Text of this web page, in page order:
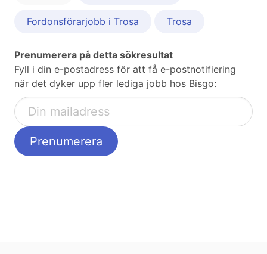
Fordonsförarjobb i Trosa Trosa
Prenumerera på detta sökresultat
Fyll i din e-postadress för att få e-postnotifiering
när det dyker upp fler lediga jobb hos Bisgo: